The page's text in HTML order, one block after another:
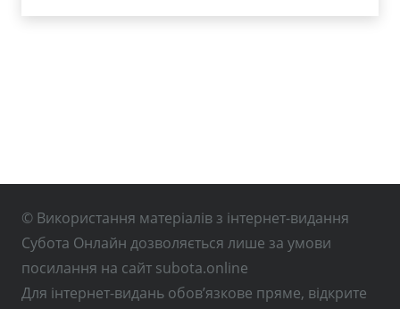
© Використання матеріалів з інтернет-видання
Субота Онлайн дозволяється лише за умови
посилання на сайт subota.online
Для інтернет-видань обов’язкове пряме, відкрите